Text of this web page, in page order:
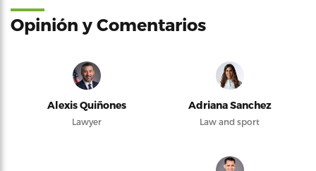
Opinión y Comentarios
Alexis Quiñones
Lawyer
Adriana Sanchez
Law and sport